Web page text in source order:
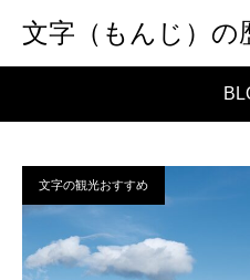
文字（もんじ）の
文字の観光おすすめ